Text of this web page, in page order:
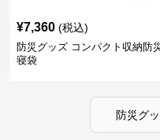
¥7,360 (税込)
防災グッズ コンパクト収納防
寝袋
防災グ